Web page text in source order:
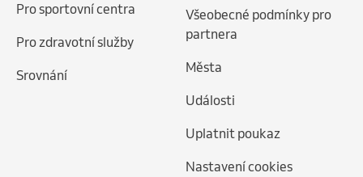
Pro sportovní centra
Pro zdravotní služby
Srovnání
Všeobecné podmínky pro
partnera
Města
Události
Uplatnit poukaz
Nastavení cookies